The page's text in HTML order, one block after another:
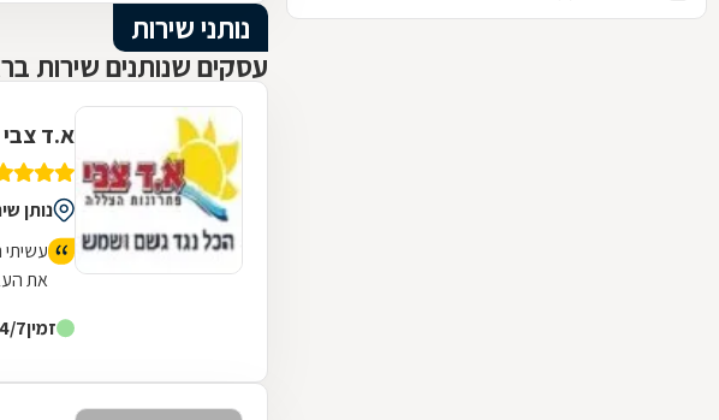
נותני שירות
עסקים שנותנים שירות
א.ד
נותן
ממליצה מכל ה 🩷
זמין7